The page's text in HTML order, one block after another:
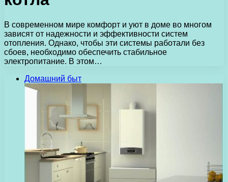
В современном мире комфорт и уют в доме во многом
зависят от надежности и эффективности систем
отопления. Однако, чтобы эти системы работали без
сбоев, необходимо обеспечить стабильное
электропитание. В этом…
Домашний быт